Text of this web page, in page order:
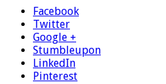
Facebook
Twitter
Google +
Stumbleupon
LinkedIn
Pinterest